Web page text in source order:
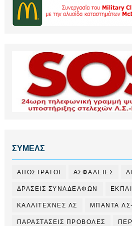
ΣΥΜΕΛΣ
ΑΠΟΣΤΡΑΤΟΙ ΑΣΦΑΛΕΙΕΣ
ΔΡΑΣΕΙΣ ΣΥΝΑΔΕΛΦΩΝ
ΚΑΛΛΙΤΕΧΝΕΣ ΛΣ ΜΠΑΝΤΑ
ΠΑΡΑΣΤΑΣΕΙΣ ΠΡΟΒΟΛΕΣ